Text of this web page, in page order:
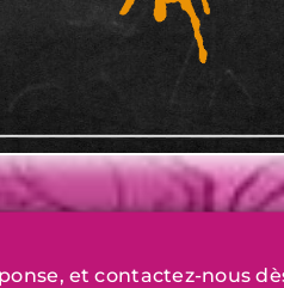
et contactez-nous